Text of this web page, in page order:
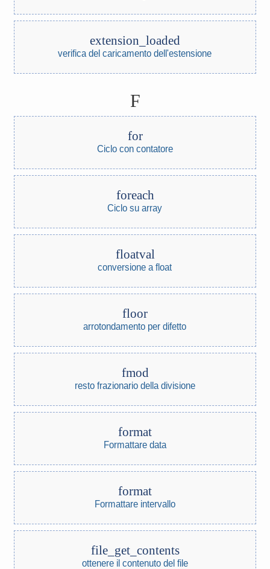
extension_loaded
verifica del caricamento dell'estensione
F
for
Ciclo con contatore
foreach
Ciclo su array
floatval
conversione a float
floor
arrotondamento per difetto
fmod
resto frazionario della divisione
format
Formattare data
format
Formattare intervallo
file_get_contents
ottenere il contenuto del file